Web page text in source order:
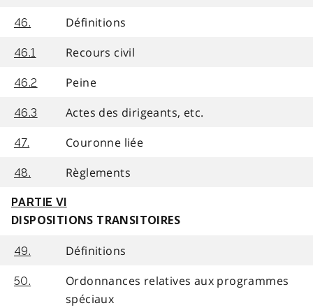
46. Définitions
46.1 Recours civil
46.2 Peine
46.3 Actes des dirigeants, etc.
47. Couronne liée
48. Règlements
PARTIE VI
DISPOSITIONS TRANSITOIRES
49. Définitions
50.
Ordonnances relatives aux programmes
spéciaux